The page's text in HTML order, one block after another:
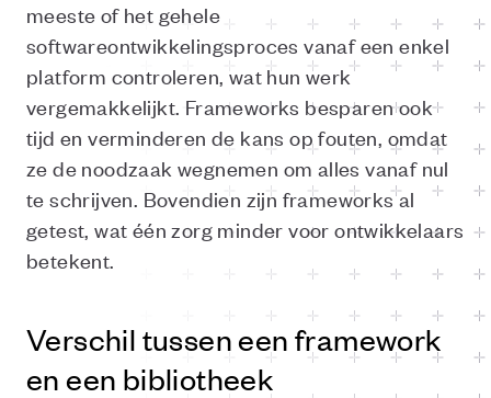
meeste of het gehele
softwareontwikkelingsproces vanaf een enkel
platform controleren, wat hun werk
vergemakkelijkt. Frameworks besparen ook
tijd en verminderen de kans op fouten, omdat
ze de noodzaak wegnemen om alles vanaf nul
te schrijven. Bovendien zijn frameworks al
getest, wat één zorg minder voor ontwikkelaars
betekent.
Verschil tussen een framework
en een bibliotheek